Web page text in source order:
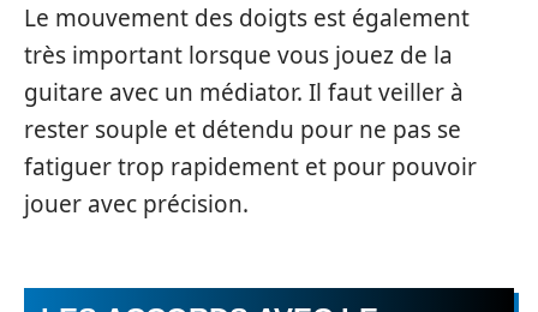
Le mouvement des doigts est également
très important lorsque vous jouez de la
guitare avec un médiator. Il faut veiller à
rester souple et détendu pour ne pas se
fatiguer trop rapidement et pour pouvoir
jouer avec précision.